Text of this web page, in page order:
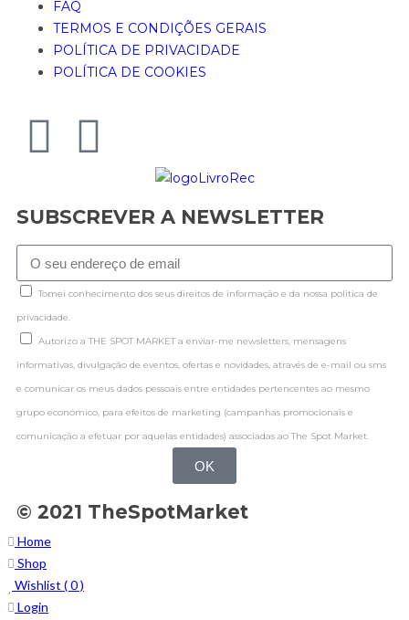
FAQ
TERMOS E CONDIÇÕES GERAIS
POLÍTICA DE PRIVACIDADE
POLÍTICA DE COOKIES
SUBSCREVER A NEWSLETTER
Tomei conhecimento dos seus direitos de informação e da nossa politica de
privacidade.
Autorizo a THE SPOT MARKET a enviar-me newsletters, mensagens
informativas, divulgação de eventos, ofertas e novidades, através de e-mail ou sms
e comunicar os meus dados pessoais entre entidades pertencentes ao mesmo
grupo económico, para efeitos de marketing (campanhas promocionais e
comunicação a efetuar por aquelas entidades) associadas ao The Spot Market.
OK
© 2021 TheSpotMarket
Home
Shop
Wishlist (0)
Login